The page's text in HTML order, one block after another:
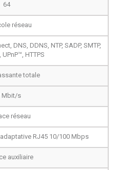
64
réseau
DNS, DDNS, NTP, SADP, SMTP,
UPnP™, HTTPS
totale
Mbit/s
réseau
RJ45 10/100 Mbps
auxiliaire